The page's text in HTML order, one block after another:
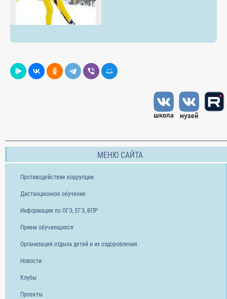
МЕНЮ САЙТА
Противодействие коррупции
Дистанционное обучение
Информация по ОГЭ, ЕГЭ, ВПР
Прием обучающихся
Организация отдыха детей и их оздоровления
Новости
Клубы
Проекты